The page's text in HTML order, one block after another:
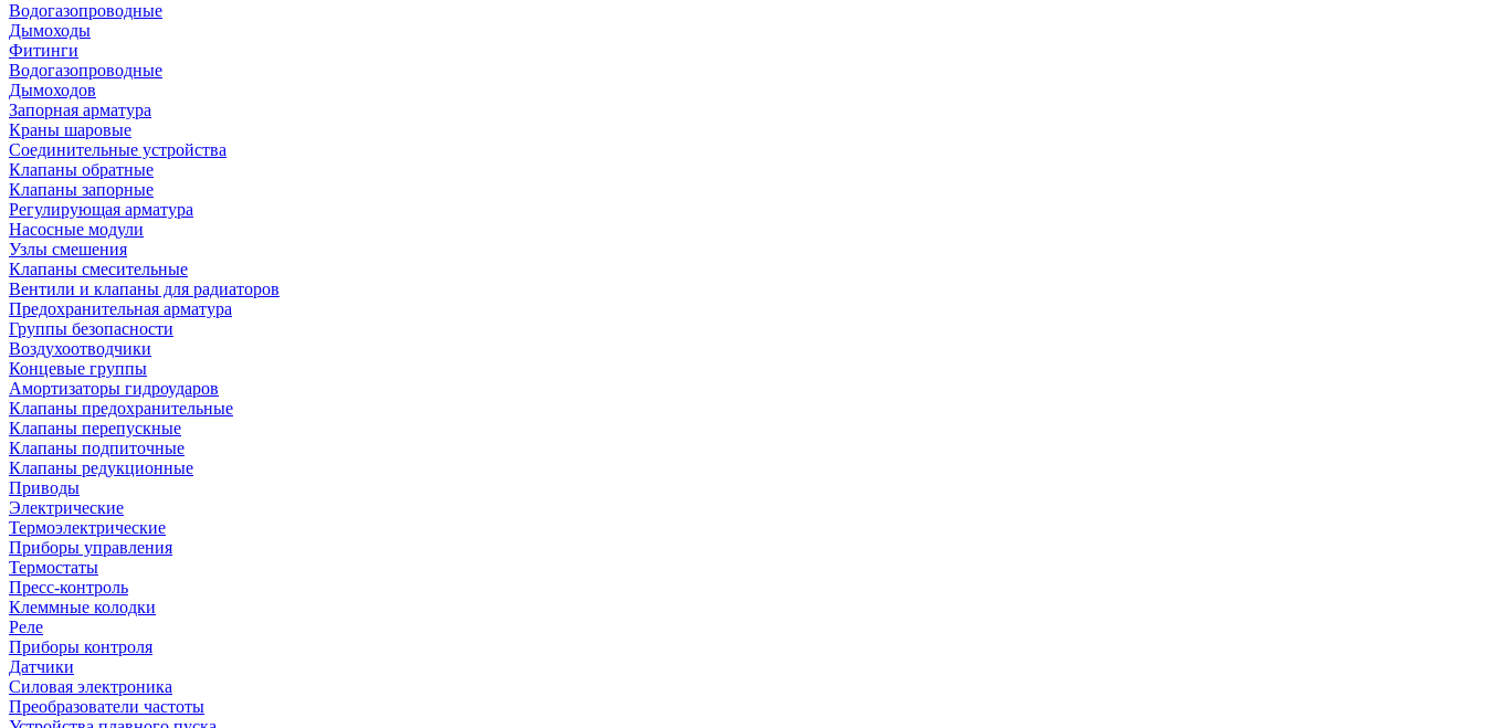
Водогазопроводные
Дымоходы
Фитинги
Водогазопроводные
Дымоходов
Запорная арматура
Краны шаровые
Соединительные устройства
Клапаны обратные
Клапаны запорные
Регулирующая арматура
Насосные модули
Узлы смешения
Клапаны смесительные
Вентили и клапаны для радиаторов
Предохранительная арматура
Группы безопасности
Воздухоотводчики
Концевые группы
Амортизаторы гидроударов
Клапаны предохранительные
Клапаны перепускные
Клапаны подпиточные
Клапаны редукционные
Приводы
Электрические
Термоэлектрические
Приборы управления
Термостаты
Пресс-контроль
Клеммные колодки
Реле
Приборы контроля
Датчики
Силовая электроника
Преобразователи частоты